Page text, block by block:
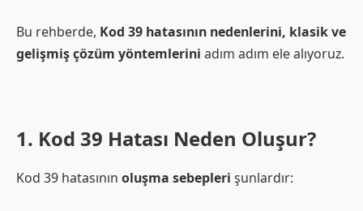
Bu rehberde, Kod 39 hatasının nedenlerini, klasik ve
gelişmiş çözüm yöntemlerini adım adım ele alıyoruz.
1. Kod 39 Hatası Neden Oluşur?
Kod 39 hatasının oluşma sebepleri şunlardır: